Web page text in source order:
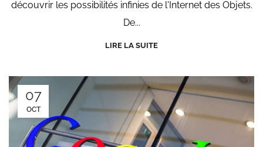
découvrir les possibilités infinies de l'Internet des Objets.
De...
LIRE LA SUITE
07
OCT